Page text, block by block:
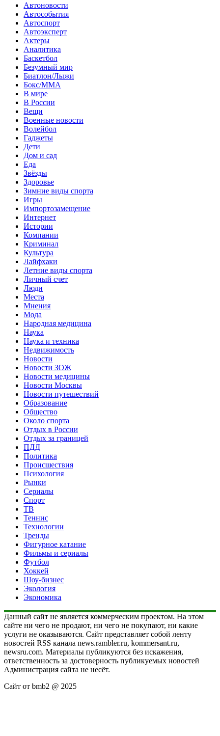
Автоновости
Автособытия
Автоспорт
Автоэксперт
Актеры
Аналитика
Баскетбол
Безумный мир
Биатлон/Лыжи
Бокс/MMA
В мире
В России
Вещи
Военные новости
Волейбол
Гаджеты
Дети
Дом и сад
Еда
Звёзды
Здоровье
Зимние виды спорта
Игры
Импортозамещение
Интернет
Истории
Компании
Криминал
Культура
Лайфхаки
Летние виды спорта
Личный счет
Люди
Места
Мнения
Мода
Народная медицина
Наука
Наука и техника
Недвижимость
Новости
Новости ЗОЖ
Новости медицины
Новости Москвы
Новости путешествий
Образование
Общество
Около спорта
Отдых в России
Отдых за границей
ПДД
Политика
Происшествия
Психология
Рынки
Сериалы
Спорт
ТВ
Теннис
Технологии
Тренды
Фигурное катание
Фильмы и сериалы
Футбол
Хоккей
Шоу-бизнес
Экология
Экономика
Данный сайт не является коммерческим проектом. На этом
сайте ни чего не продают, ни чего не покупают, ни какие
услуги не оказываются. Сайт представляет собой ленту
новостей RSS канала news.rambler.ru, kommersant.ru,
newsru.com. Материалы публикуются без искажения,
ответственность за достоверность публикуемых новостей
Администрация сайта не несёт.
Сайт от bmb2 @ 2025